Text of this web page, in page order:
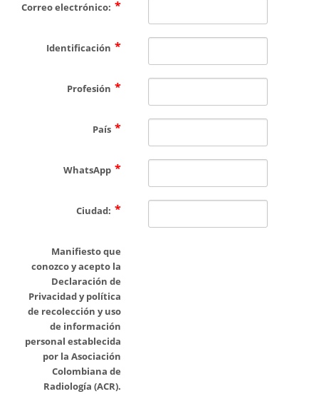
Correo electrónico:
Identificación
Profesión
País
WhatsApp
Ciudad:
Manifiesto que
conozco y acepto la
Declaración de
Privacidad y política
de recolección y uso
de información
personal establecida
por la Asociación
Colombiana de
Radiología (ACR).